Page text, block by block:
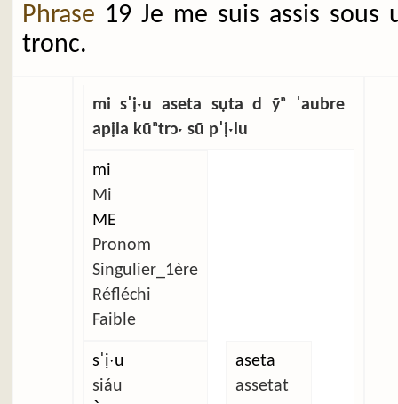
Phrase 19 Je me suis assis
tronc.
mi sˈịˑu aseta sụta d ỹⁿ ˈaubre
apịla kũⁿtrɔˑ sũ pˈịˑlu
mi
Mi
ME
Pronom
Singulier_1ère
Réfléchi
Faible
sˈịˑu
siáu
aseta
assetat